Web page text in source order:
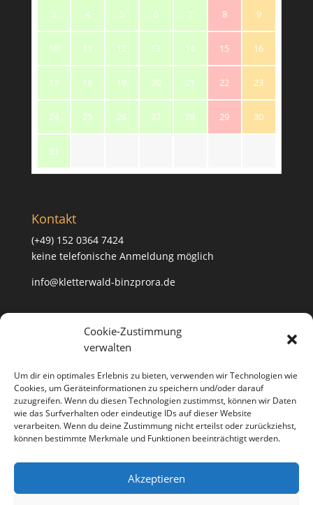
Cookie-Zustimmung
verwalten
Um dir ein optimales Erlebnis zu bieten, verwenden wir Technologien wie
Cookies, um Geräteinformationen zu speichern und/oder darauf
zuzugreifen. Wenn du diesen Technologien zustimmst, können wir Daten
wie das Surfverhalten oder eindeutige IDs auf dieser Website
verarbeiten. Wenn du deine Zustimmung nicht erteilst oder zurückziehst,
können bestimmte Merkmale und Funktionen beeinträchtigt werden.
Akzeptieren
3 4 5 6 7 8 9
10 11 12 13 14 15 16
17 18 19 20 21 22 23
24 25 26 27 28 29 30
31
Kontakt
(+49) 152 0364 7424
keine telefonische Anmeldung möglich
info@kletterwald-binzprora.de
Postanschrift
Kletterwald BinzProra Uwe Häusler
Klein Lehmhagener Dorfstraße 33
18507 Klein Lehmhagen
Datenschutzerklärung